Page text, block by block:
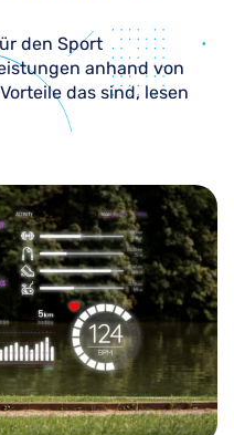
den Sport
anhand von
das sind, lesen